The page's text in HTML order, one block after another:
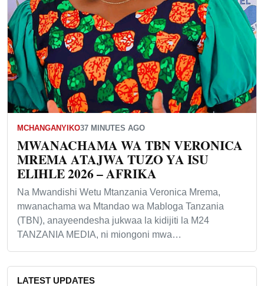
MCHANGANYIKO37 MINUTES AGO
MWANACHAMA WA TBN VERONICA
MREMA ATAJWA TUZO YA ISU
ELIHLE 2026 – AFRIKA
Na Mwandishi Wetu Mtanzania Veronica Mrema,
mwanachama wa Mtandao wa Mabloga Tanzania
(TBN), anayeendesha jukwaa la kidijiti la M24
TANZANIA MEDIA, ni miongoni mwa…
LATEST UPDATES